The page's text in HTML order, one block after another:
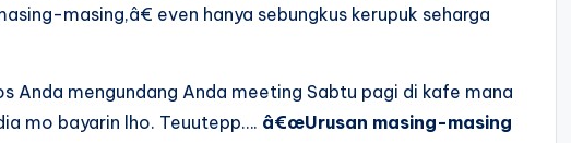
masing,â€ even hanya sebungkus kerupuk seharga
Anda mengundang Anda meeting Sabtu pagi di kafe mana
mo bayarin lho. Teuutepp…. â€œUrusan masing-masing